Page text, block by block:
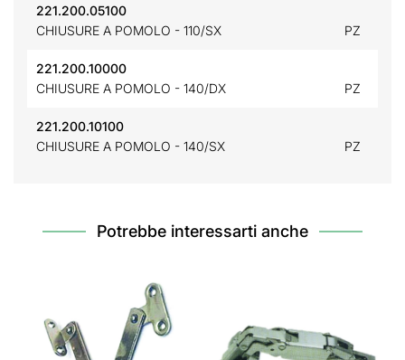
221.200.05100
CHIUSURE A POMOLO - 110/SX
PZ
221.200.10000
CHIUSURE A POMOLO - 140/DX
PZ
221.200.10100
CHIUSURE A POMOLO - 140/SX
PZ
Potrebbe interessarti anche